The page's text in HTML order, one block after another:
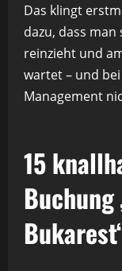
Das klingt
dazu, dass man
reinzieht und
wartet – und
Management
15
Buchung